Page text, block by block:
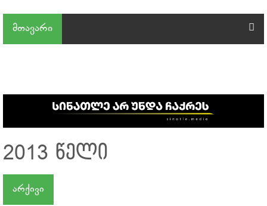
მთავარი
2013 წელი
არქივი